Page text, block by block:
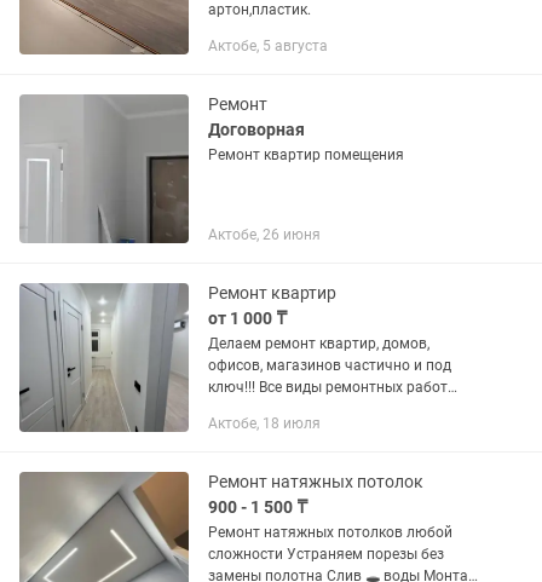
артон,пластик.
Актобе, 5 августа
Ремонт
Договорная
Ремонт квартир помещения
Актобе, 26 июня
Ремонт квартир
от 1 000 ₸
Делаем ремонт квартир, домов,
офисов, магазинов частично и под
ключ!!! Все виды ремонтных работ
доступные цены и в срок!!! Штукатурка
Актобе, 18 июля
Ремонт натяжных потолок
900 - 1 500 ₸
Ремонт натяжных потолков любой
сложности Устраняем порезы без
замены полотна Слив 🕳️ воды Монтаж